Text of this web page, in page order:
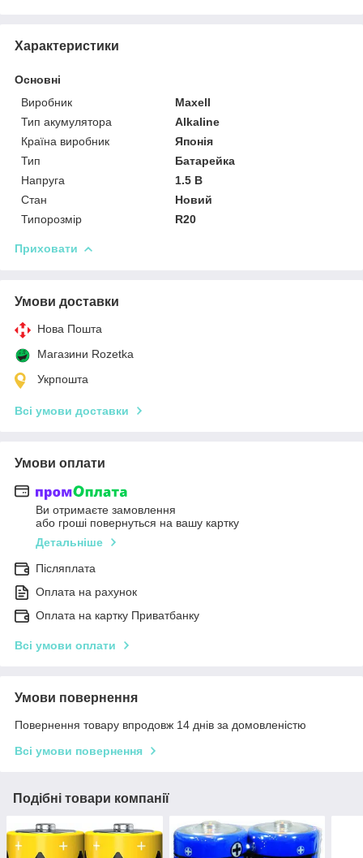
Характеристики
Основні
Виробник
Maxell
Тип акумулятора
Alkaline
Країна виробник
Японія
Тип
Батарейка
Напруга
1.5 В
Стан
Новий
Типорозмір
R20
Приховати
Умови доставки
Нова Пошта
Магазини Rozetka
Укрпошта
Всі умови доставки
Умови оплати
Ви отримаєте замовлення
або гроші повернуться на вашу картку
Детальніше
Післяплата
Оплата на рахунок
Оплата на картку Приватбанку
Всі умови оплати
Умови повернення
Повернення товару впродовж 14 днів за домовленістю
Всі умови повернення
Подібні товари компанії